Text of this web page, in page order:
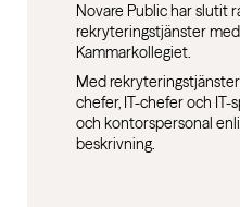
Novare Public har slutit
rekryteringstjänster
Kammarkollegiet.
Med
chefer, IT-chefer och IT-
och kontorspersonal
beskrivning.